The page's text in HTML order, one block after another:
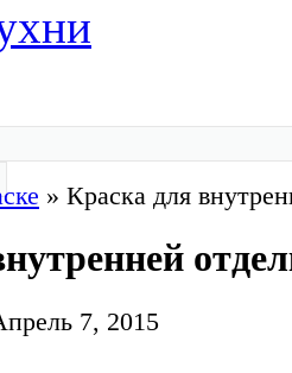
» Краска для
7, 2015